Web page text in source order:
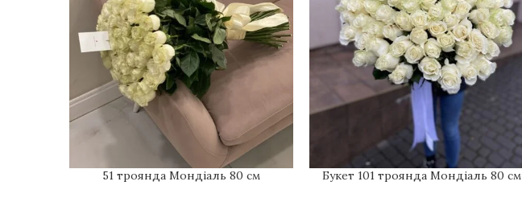
51 троянда Мондіаль 80 см Букет 101 троянда Мондіаль 80 см